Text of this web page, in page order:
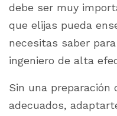
debe ser muy
que elijas pueda
necesitas saber
ingeniero de alta
Sin una preparación
adecuados,